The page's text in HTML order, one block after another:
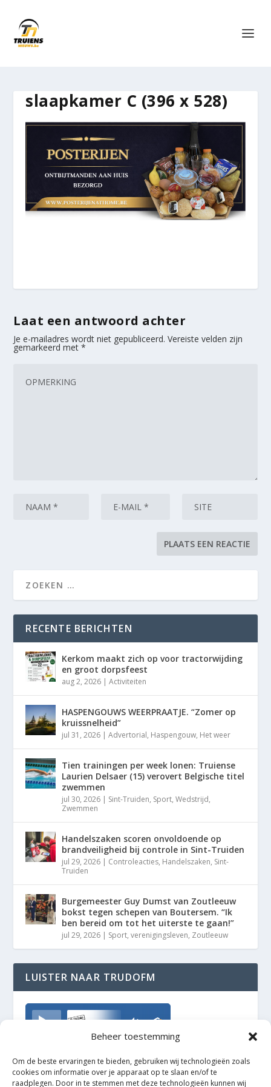
Beheer toestemming
Om de beste ervaringen te bieden, gebruiken wij technologieën zoals
cookies om informatie over je apparaat op te slaan en/of te
raadplegen. Door in te stemmen met deze technologieën kunnen wij
slaapkamer C (396 x 528)
Laat een antwoord achter
Je e-mailadres wordt niet gepubliceerd. Vereiste velden zijn
gemarkeerd met*
RECENTE BERICHTEN
Kerkom maakt zich op voor tractorwijding
en groot dorpsfeest
aug 2, 2026 |Activiteiten
HASPENGOUWS WEERPRAATJE. “Zomer op
kruissnelheid”
jul 31, 2026 |Advertorial, Haspengouw, Het weer
Tien trainingen per week lonen: Truiense
Laurien Delsaer (15) verovert Belgische titel
zwemmen
jul 30, 2026 | Sint-Truiden, Sport,Wedstrijd,
Zwemmen
Handelszaken scoren onvoldoende op
brandveiligheid bij controle in Sint-Truiden
jul 29, 2026 | Controleacties, Handelszaken, Sint-
Truiden
Burgemeester Guy Dumst van Zoutleeuw
bokst tegen schepen van Boutersem. “Ik
ben bereid om tot het uiterste te gaan!”
jul 29, 2026 | Sport,verenigingsleven, Zoutleeuw
LUISTER NAAR TRUDOFM
TrudoFM